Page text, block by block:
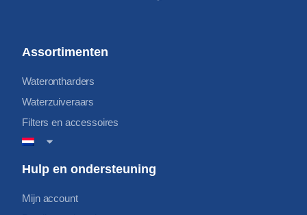
Assortimenten
Waterontharders
Waterzuiveraars
Filters en accessoires
Hulp en ondersteuning
Mijn account